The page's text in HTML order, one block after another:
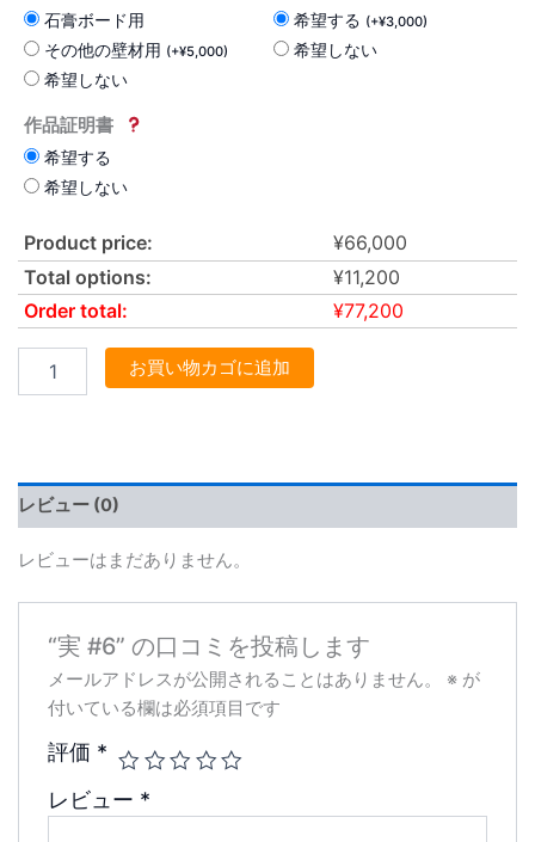
石膏ボード用
その他の壁材用 (+¥5,000)
希望しない
希望する (+¥3,000)
希望しない
作品証明書
希望する
希望しない
Product price: ¥66,000
Total options:
¥11,200
Order total:
¥77,200
お買い物カゴに追加
レビュー (0)
レビューはまだありません。
“実 #6” の口コミを投稿します
メールアドレスが公開されることはありません。 ※ が
付いている欄は必須項目です
評価 *
レビュー *